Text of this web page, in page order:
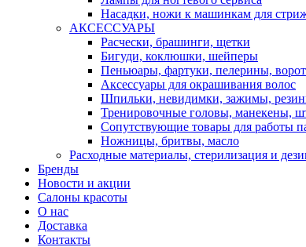
Насадки, ножи к машинкам для
АКСЕССУАРЫ
Расчески, брашинги, щетки
Бигуди, коклюшки, шейперы
Пеньюары, фартуки, пелерины,
Аксессуары для окрашивания волос
Шпильки, невидимки, зажимы,
Тренировочные головы, манекены,
Сопутствующие товары для работы
Ножницы, бритвы, масло
Расходные материалы, стерилизация и
Бренды
Новости и акции
Салоны красоты
О нас
Доставка
Контакты